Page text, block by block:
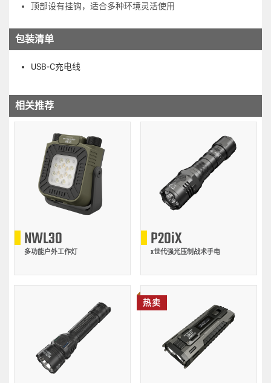
顶部设有挂钩，适合多种环境灵活使用
包装清单
USB-C充电线
相关推荐
NWL30
多功能户外工作灯
P20iX
X世代强光压制战术手电
热卖